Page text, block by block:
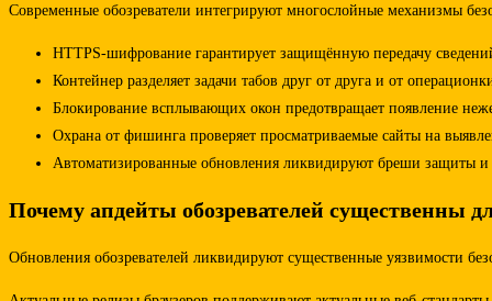
Современные обозреватели интегрируют многослойные механизмы
HTTPS-шифрование гарантирует защищённую передачу
Контейнер разделяет задачи табов друг от друга и от
Блокирование всплывающих окон предотвращает появление
Охрана от фишинга проверяет просматриваемые сайты на
Автоматизированные обновления ликвидируют бреши защиты и
Почему апдейты обозревателей существенны
Обновления обозревателей ликвидируют существенные уязвимости